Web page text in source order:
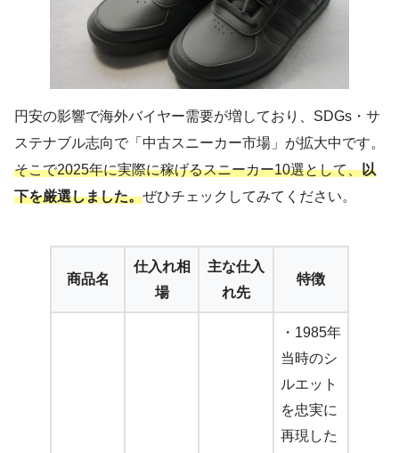
円安の影響で海外バイヤー需要が増しており、SDGs・サ
ステナブル志向で「中古スニーカー市場」が拡大中です。
そこで2025年に実際に稼げるスニーカー10選として、以
下を厳選しました。ぜひチェックしてみてください。
商品名
仕入れ相
場
主な仕入
れ先
特徴
・1985年
当時のシ
ルエット
を忠実に
再現した